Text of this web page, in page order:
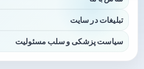
تبلیغات در سایت
سیاست پزشکی و سلب مسئولیت